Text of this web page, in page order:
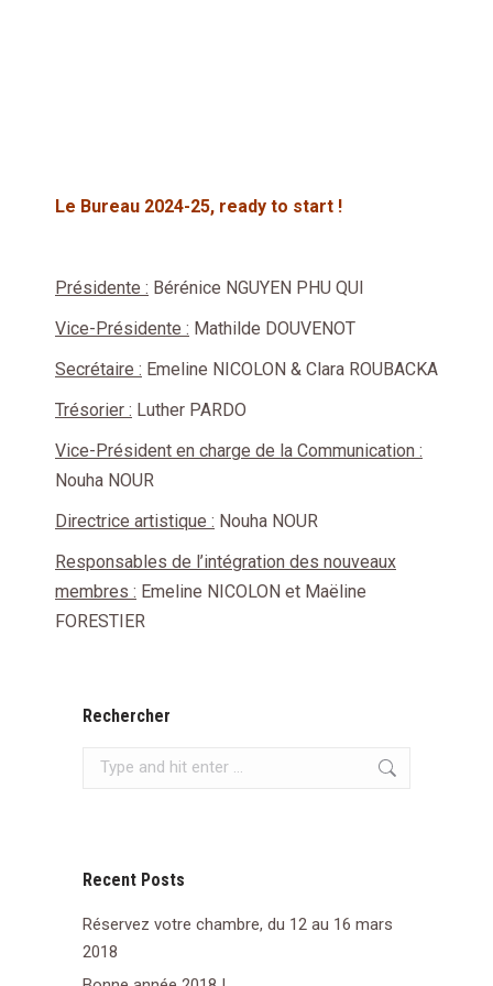
Le Bureau 2024-25, ready to start !
Présidente : Bérénice NGUYEN PHU QUI
Vice-Présidente : Mathilde DOUVENOT
Secrétaire : Emeline NICOLON & Clara ROUBACKA
Trésorier : Luther PARDO
Vice-Président en charge de la Communication :
Nouha NOUR
Directrice artistique : Nouha NOUR
Responsables de l’intégration des nouveaux
membres : Emeline NICOLON et Maëline
FORESTIER
Rechercher
Search:
Recent Posts
Réservez votre chambre, du 12 au 16 mars
2018